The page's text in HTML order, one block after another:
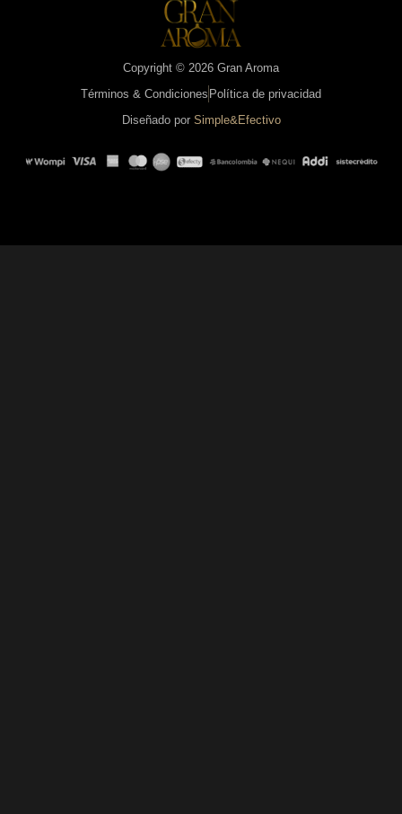
Copyright © 2026 Gran Aroma
Términos & Condiciones Política de privacidad
Diseñado por Simple&Efectivo